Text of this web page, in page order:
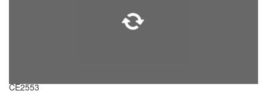
CE2553